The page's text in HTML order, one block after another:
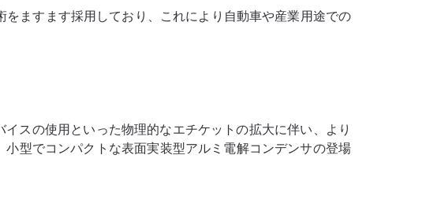
ますます採用しており、これにより自動車や産業用途での
スの使用といった物理的なエチケットの拡大に​​伴い、より
型でコンパクトな表面実装型アルミ電解コンデンサの登場